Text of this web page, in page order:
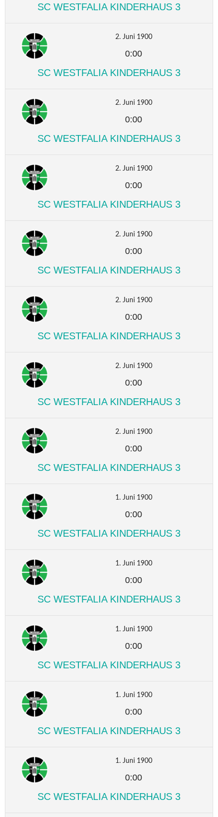
SC WESTFALIA KINDERHAUS 3
2. Juni 1900
0:00
SC WESTFALIA KINDERHAUS 3
2. Juni 1900
0:00
SC WESTFALIA KINDERHAUS 3
2. Juni 1900
0:00
SC WESTFALIA KINDERHAUS 3
2. Juni 1900
0:00
SC WESTFALIA KINDERHAUS 3
2. Juni 1900
0:00
SC WESTFALIA KINDERHAUS 3
2. Juni 1900
0:00
SC WESTFALIA KINDERHAUS 3
2. Juni 1900
0:00
SC WESTFALIA KINDERHAUS 3
1. Juni 1900
0:00
SC WESTFALIA KINDERHAUS 3
1. Juni 1900
0:00
SC WESTFALIA KINDERHAUS 3
1. Juni 1900
0:00
SC WESTFALIA KINDERHAUS 3
1. Juni 1900
0:00
SC WESTFALIA KINDERHAUS 3
1. Juni 1900
0:00
SC WESTFALIA KINDERHAUS 3